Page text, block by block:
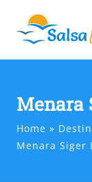
content
Menara
Home
Menara Siger